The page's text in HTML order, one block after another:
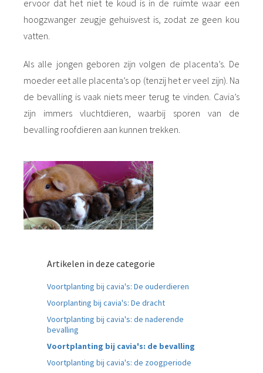
ervoor dat het niet te koud is in de ruimte waar een
hoogzwanger zeugje gehuisvest is, zodat ze geen kou
vatten.
Als alle jongen geboren zijn volgen de placenta’s. De
moeder eet alle placenta’s op (tenzij het er veel zijn). Na
de bevalling is vaak niets meer terug te vinden. Cavia’s
zijn immers vluchtdieren, waarbij sporen van de
bevalling roofdieren aan kunnen trekken.
Artikelen in deze categorie
Voortplanting bij cavia's: De ouderdieren
Voorplanting bij cavia's: De dracht
Voortplanting bij cavia's: de naderende
bevalling
Voortplanting bij cavia's: de bevalling
Voortplanting bij cavia's: de zoogperiode